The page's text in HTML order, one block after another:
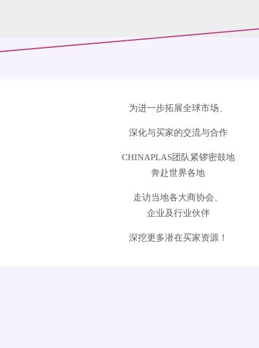
为进一步拓展全球市场、
深化与买家的交流与合作
CHINAPLAS团队紧锣密鼓地
奔赴世界各地
走访当地各大商协会、
企业及行业伙伴
深挖更多潜在买家资源！